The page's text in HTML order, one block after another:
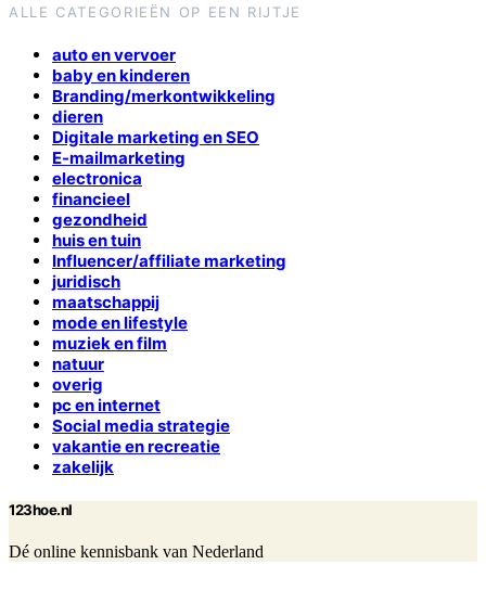
ALLE CATEGORIEËN OP EEN RIJTJE
auto en vervoer
baby en kinderen
Branding/merkontwikkeling
dieren
Digitale marketing en SEO
E-mailmarketing
electronica
financieel
gezondheid
huis en tuin
Influencer/affiliate marketing
juridisch
maatschappij
mode en lifestyle
muziek en film
natuur
overig
pc en internet
Social media strategie
vakantie en recreatie
zakelijk
123hoe.nl
Dé online kennisbank van Nederland